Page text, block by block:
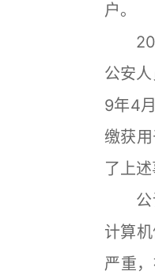
户。
2019
公安
9年4
缴获
了上述
公诉
计算
严重